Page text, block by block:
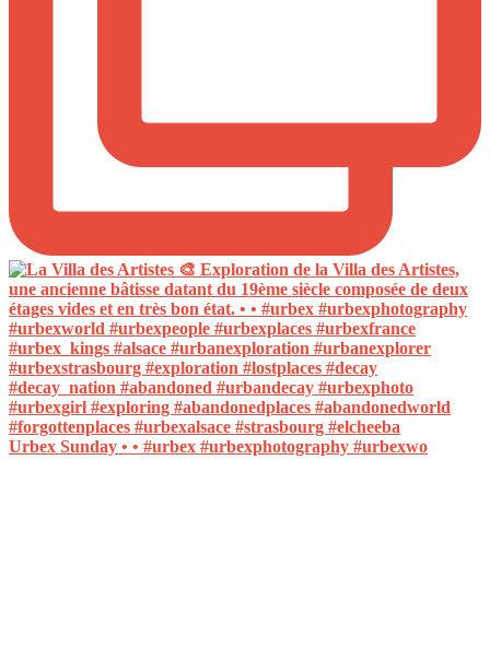
Urbex Sunday • • #urbex #urbexphotography #urbexwo